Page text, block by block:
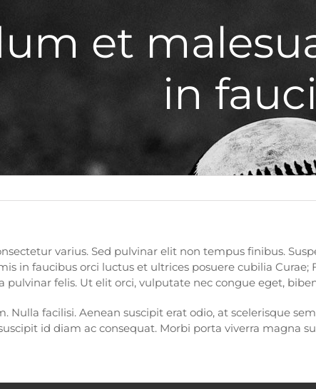
et
in
varius. Sed pulvinar elit non tempus finibus.
in faucibus orci luctus et ultrices posuere cubilia
pulvinar felis. Ut elit orci, vulputate nec congue eget,
Nulla facilisi. Aenean suscipit erat odio, at scelerisque
id diam ac consequat. Morbi porta viverra magna